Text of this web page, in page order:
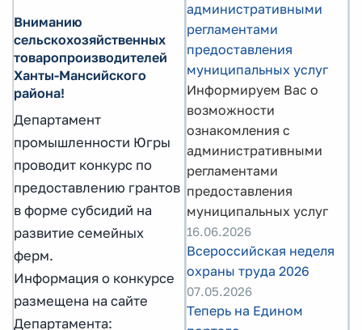
Вниманию
сельскохозяйственных
товаропроизводителей
Ханты-Мансийского
района!
Департамент
промышленности Югры
проводит конкурс по
предоставлению грантов
в форме субсидий на
развитие семейных
ферм.
Информация о конкурсе
размещена на сайте
Департамента:
административными
регламентами
предоставления
муниципальных услуг
Информируем Вас о
возможности
ознакомления с
административными
регламентами
предоставления
муниципальных услуг
16.06.2026
Всероссийская неделя
охраны труда 2026
07.05.2026
Теперь на Едином